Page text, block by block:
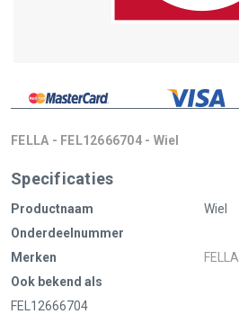
FELLA - FEL12666704 - Wiel
Specificaties
Productnaam
Wiel
Onderdeelnummer
Merken
FELLA
Ook bekend als
FEL12666704